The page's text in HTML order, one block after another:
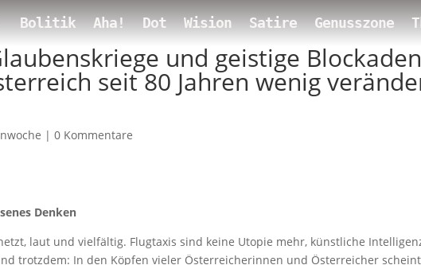
Bolitik Aha! Dot Wision Satire Genusszone
und geistige
seit 80 Jahren wenig
|0 Kommentare
Denken
laut und vielfältig. Flugtaxis sind keine Utopie mehr, künstliche
trotzdem: In den Köpfen vieler Österreicherinnen und Österreicher